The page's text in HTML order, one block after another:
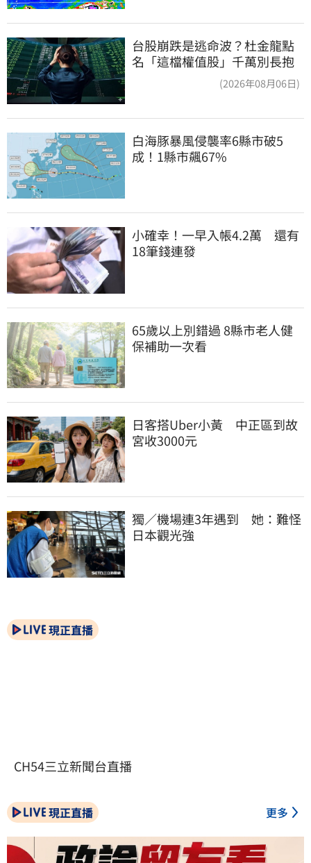
台股崩跌是逃命波？杜金龍點
名「這檔權值股」千萬別長抱
(2026年08月06日)
白海豚暴風侵襲率6縣市破5
成！1縣市飆67%
小確幸！一早入帳4.2萬　還有
18筆錢連發
65歲以上別錯過 8縣市老人健
保補助一次看
日客搭Uber小黃　中正區到故
宮收3000元
獨／機場連3年遇到　她：難怪
日本觀光強
現正直播
CH54三立新聞台直播
現正直播 更多